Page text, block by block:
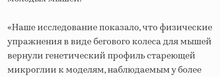
«Наше исследование показало, что физические
упражнения в виде бегового колеса для мышей
вернули генетический профиль стареющей
микроглии к моделям, наблюдаемым у более